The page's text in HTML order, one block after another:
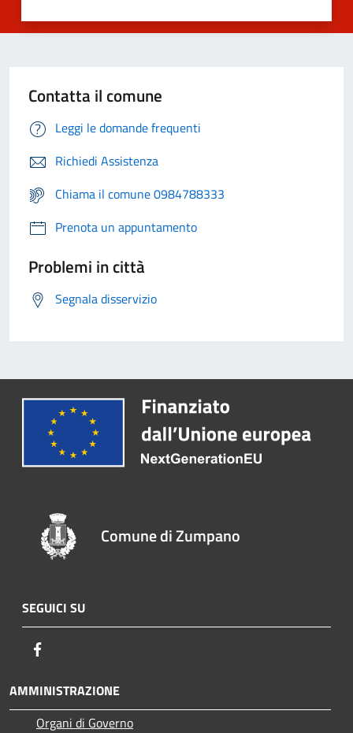
Contatta il comune
Leggi le domande frequenti
Richiedi Assistenza
Chiama il comune 0984788333
Prenota un appuntamento
Problemi in città
Segnala disservizio
Comune di Zumpano
SEGUICI SU
AMMINISTRAZIONE
Organi di Governo